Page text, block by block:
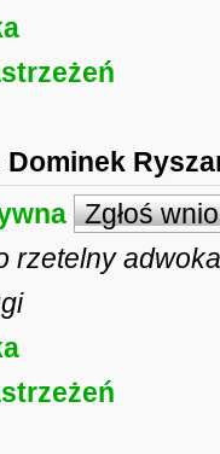
Dominek
Zgłoś
rzetelny